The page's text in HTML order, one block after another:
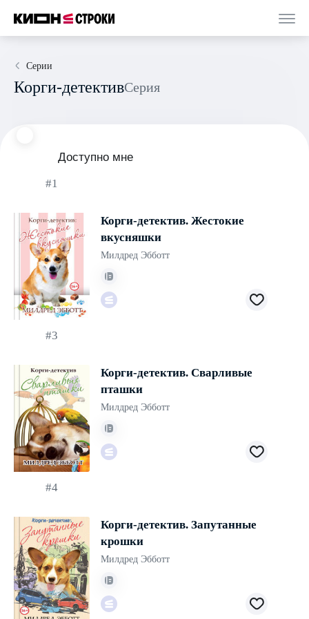
Серии
Корги-детектив Серия
Доступно мне
#1
Корги-детектив. Жестокие
вкусняшки
Милдред Эбботт
#3
Корги-детектив. Сварливые
пташки
Милдред Эбботт
#4
Корги-детектив. Запутанные
крошки
Милдред Эбботт